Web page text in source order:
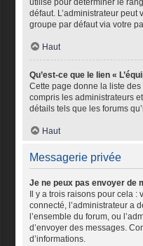
utilisé pour déterminer le
défaut. L’administrateur peut
groupe par défaut via votre
Haut
Qu’est-ce que le lien «
Cette page donne la liste
compris les administrateurs
détails tels que les forums
Haut
Messagerie privée
Je ne peux pas envoyer de
Il y a trois raisons pour cela :
connecté, l’administrateur a
l’ensemble du forum, ou
d’envoyer des messages.
d’informations.